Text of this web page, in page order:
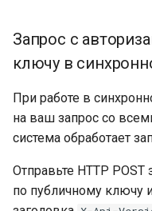
Запрос с
ключу в
При работе в
на ваш запрос со
система обработает
Отправьте HTTP POST
по публичному ключу